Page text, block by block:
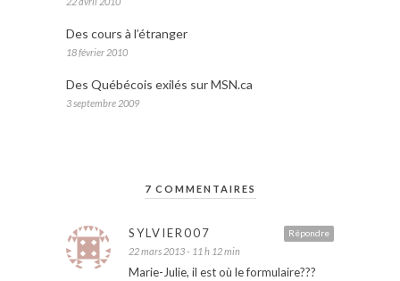
Des cours à l’étranger
18 février 2010
Des Québécois exilés sur MSN.ca
3 septembre 2009
7 COMMENTAIRES
Répondre
SYLVIER007
22 mars 2013 - 11 h 12 min
Marie-Julie, il est où le formulaire???